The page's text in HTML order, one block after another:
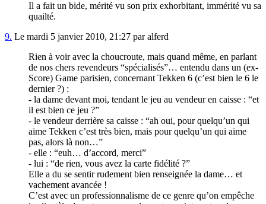
Il a fait un bide, mérité vu son prix exhorbitant, immérité vu sa
quailté.
9. Le mardi 5 janvier 2010, 21:27 par alferd
Rien à voir avec la choucroute, mais quand même, en parlant
de nos chers revendeurs “spécialisés”… entendu dans un (ex-
Score) Game parisien, concernant Tekken 6 (c’est bien le 6 le
dernier ?) :
- la dame devant moi, tendant le jeu au vendeur en caisse : “et
il est bien ce jeu ?”
- le vendeur derrière sa caisse : “ah oui, pour quelqu’un qui
aime Tekken c’est très bien, mais pour quelqu’un qui aime
pas, alors là non…”
- elle : “euh… d’accord, merci”
- lui : “de rien, vous avez la carte fidélité ?”
Elle a du se sentir rudement bien renseignée la dame… et
vachement avancée !
C’est avec un professionnalisme de ce genre qu’on empêche